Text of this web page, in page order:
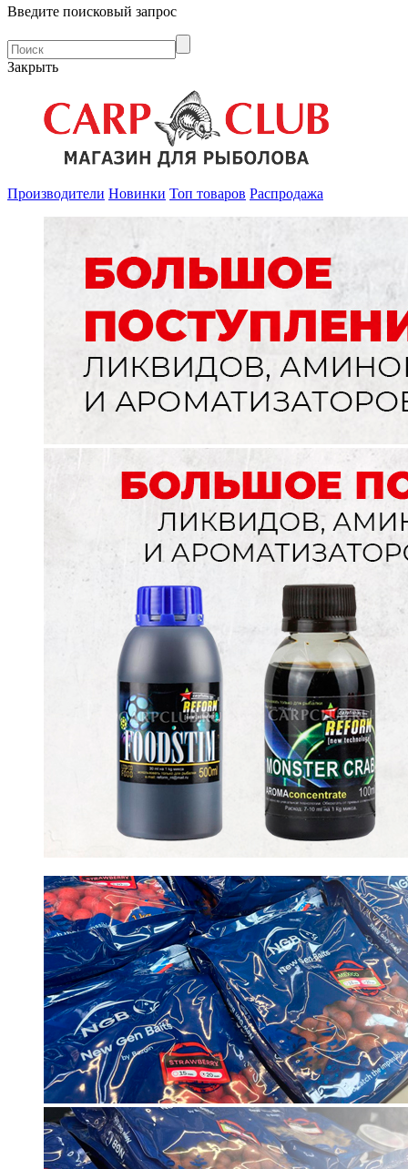
Введите поисковый запрос
Закрыть
Производители Новинки Топ товаров Распродажа